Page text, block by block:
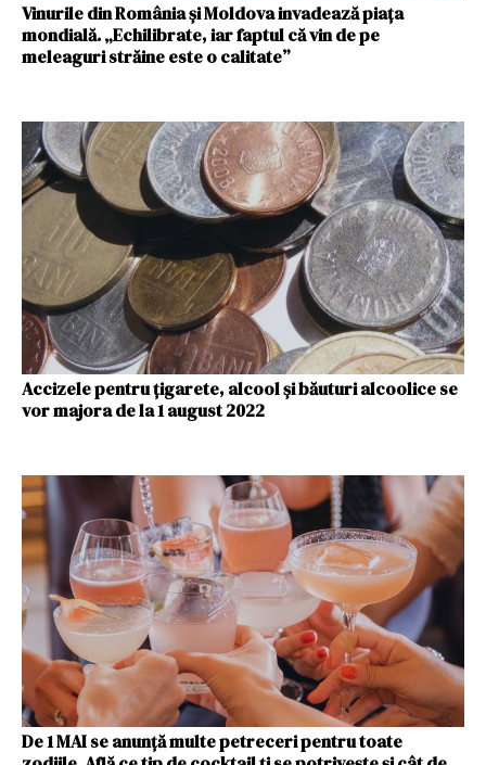
Vinurile din România și Moldova invadează piața
mondială. „Echilibrate, iar faptul că vin de pe
meleaguri străine este o calitate”
Accizele pentru ţigarete, alcool şi băuturi alcoolice se
vor majora de la 1 august 2022
De 1 MAI se anunță multe petreceri pentru toate